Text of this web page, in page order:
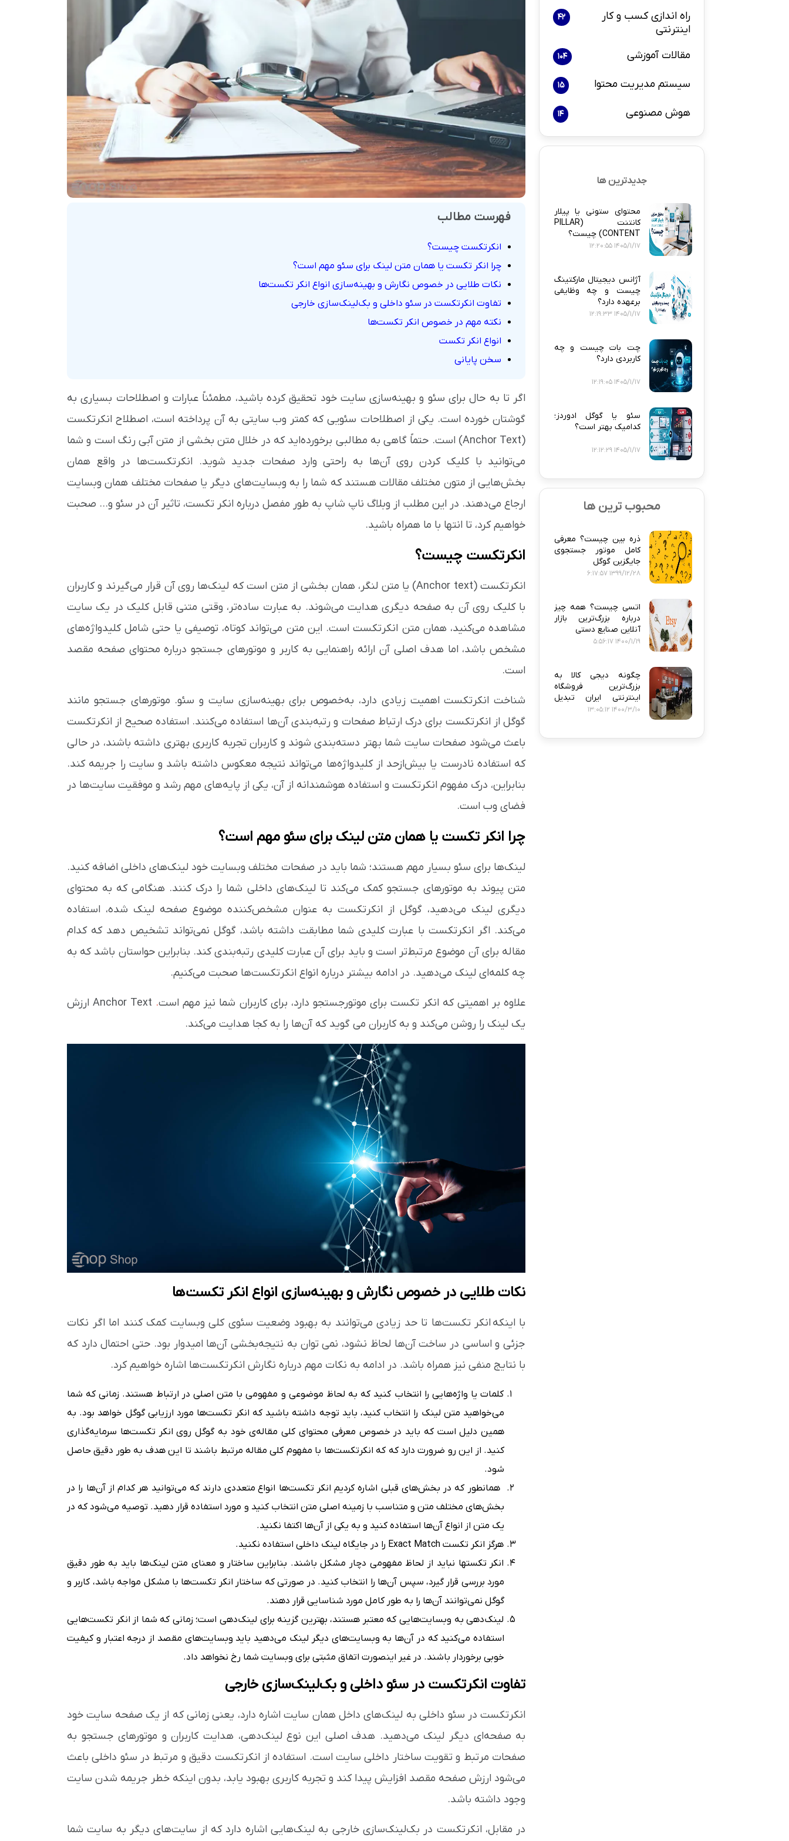
بازاریابی و فروش هوش مصنوعی درگاه های پرداخت اینترنتی پلاگین های ارسال پیامک
پلاگین های ارسال و تحویل
فهرست مطالب
انکرتکست چیست؟
چرا انکر تکست یا همان متن‌ لینک برای سئو مهم است؟
نکات طلایی در خصوص نگارش و بهینه‌سازی انواع انکر تکست‌ها
تفاوت انکرتکست در سئو داخلی و بک‌لینک‌سازی خارجی
نکته مهم در خصوص انکر تکست‌ها
انواع انکر تکست
سخن پایانی
اگر تا به حال برای سئو و بهینه‌سازی سایت خود تحقیق کرده باشید، مطمئناً عبارات و اصطلاحات بسیاری به
گوشتان خورده است. یکی از اصطلاحات سئویی که کمتر وب ‌سایتی به آن پرداخته است، اصطلاح انکرتکست
(Anchor Text) است. حتماً گاهی به مطالبی برخورده‌اید که در خلال متن بخشی از متن آبی رنگ است و شما
می‌توانید با کلیک کردن روی آن‌ها به راحتی وارد صفحات جدید شوید. انکرتکست‌ها در واقع همان
بخش‌هایی از متون مختلف مقالات هستند که شما را به وبسایت‌های دیگر یا صفحات مختلف همان وبسایت
ارجاع می‌دهند. در این مطلب از وبلاگ ناپ شاپ به طور مفصل درباره انکر تکست، تاثیر آن در سئو و... صحبت
خواهیم کرد، تا انتها با ما همراه باشید.
انکرتکست چیست؟
انکرتکست (Anchor text) یا متن لنگر، همان بخشی از متن است که لینک‌ها روی آن قرار می‌گیرند و کاربران
با کلیک روی آن به صفحه دیگری هدایت می‌شوند. به عبارت ساده‌تر، وقتی متنی قابل کلیک در یک سایت
مشاهده می‌کنید، همان متن انکرتکست است. این متن می‌تواند کوتاه، توصیفی یا حتی شامل کلیدواژه‌های
مشخص باشد، اما هدف اصلی آن ارائه راهنمایی به کاربر و موتورهای جستجو درباره محتوای صفحه مقصد
است.
شناخت انکرتکست اهمیت زیادی دارد، به‌خصوص برای بهینه‌سازی سایت و سئو. موتورهای جستجو مانند
گوگل از انکرتکست برای درک ارتباط صفحات و رتبه‌بندی آن‌ها استفاده می‌کنند. استفاده صحیح از انکرتکست
باعث می‌شود صفحات سایت شما بهتر دسته‌بندی شوند و کاربران تجربه کاربری بهتری داشته باشند، در حالی
که استفاده نادرست یا بیش‌ازحد از کلیدواژه‌ها می‌تواند نتیجه معکوس داشته باشد و سایت را جریمه کند.
بنابراین، درک مفهوم انکرتکست و استفاده هوشمندانه از آن، یکی از پایه‌های مهم رشد و موفقیت سایت‌ها در
فضای وب است.
چرا انکر تکست یا همان متن‌ لینک برای سئو مهم است؟
لینک‌ها برای سئو بسیار مهم هستند؛ شما باید در صفحات مختلف وبسایت خود لینک‌های داخلی اضافه کنید.
متن پیوند به موتورهای جستجو کمک می‌کند تا لینک‌های داخلی شما را درک کنند. هنگامی که به محتوای
دیگری لینک می‌دهید، گوگل از انکرتکست به عنوان مشخص‌کننده موضوع صفحه لینک شده، استفاده
می‌کند. اگر انکرتکست با عبارت کلیدی شما مطابقت داشته باشد، گوگل نمی‌تواند تشخیص دهد که کدام
مقاله برای آن موضوع مرتبط‌تر است و باید برای آن عبارت کلیدی رتبه‌بندی کند. بنابراین حواستان باشد که به
چه کلمه‌ای لینک می‌دهید. در ادامه بیشتر درباره انواع انکرتکست‌ها صحبت می‌کنیم.
علاوه بر اهمیتی که انکر تکست برای موتورجستجو دارد، برای کاربران شما نیز مهم است.
ارزش
یک لینک را روشن می‌کند و به کاربران می گوید که آن‌ها را به کجا هدایت می‌کند.
نکات طلایی در خصوص نگارش و بهینه‌سازی انواع انکر تکست‌ها
با اینکه انکر تکست‌ها تا حد زیادی می‌توانند به بهبود وضعیت سئوی کلی وبسایت کمک کنند اما اگر نکات
جزئی و اساسی در ساخت آن‌ها لحاظ نشود، نمی توان به نتیجه‌بخشی آن‌ها امیدوار بود. حتی احتمال دارد که
با نتایج منفی نیز همراه باشد. در ادامه به نکات مهم درباره نگارش انکرتکست‌ها اشاره خواهیم کرد.
کلمات یا واژه‌هایی را انتخاب کنید که به لحاظ موضوعی و مفهومی با متن اصلی در ارتباط هستند. زمانی که شما
می‌خواهید متن لینک را انتخاب کنید، باید توجه داشته باشید که انکر تکست‌ها مورد ارزیابی گوگل خواهد بود. به
همین دلیل است که باید در خصوص معرفی محتوای کلی مقاله‌‌‌ی خود به گوگل روی انکر تکست‌ها سرمایه‌گذاری
کنید. از این رو ضرورت دارد که که انکرتکست‌ها با مفهوم کلی مقاله مرتبط باشند تا این هدف به طور دقیق حاصل
شود.
همانطور که در بخش‌های قبلی اشاره کردیم انکر تکست‌ها انواع متعددی دارند که می‌توانید هر کدام از آن‌ها را در
بخش‌های مختلف متن و متناسب با زمینه اصلی متن انتخاب کنید و مورد استفاده قرار دهید. توصیه می‌شود که در
یک متن از انواع آن‌ها استفاده کنید و به یکی از آن‌ها اکتفا نکنید.
هرگز انکر تکست Exact Match را در جایگاه لینک داخلی استفاده نکنید.
انکر تکستها نباید از لحاظ مفهومی دچار مشکل باشند. بنابراین ساختار و معنای متن لینک‌ها باید به طور دقیق
مورد بررسی قرار گیرد، سپس آن‌ها را انتخاب کنید. در صورتی که ساختار انکر تکست‌ها با مشکل مواجه باشد، کاربر و
گوگل نمی‌توانند آن‌ها را به طور کامل مورد شناسایی قرار دهند.
لینک‌دهی به وبسایت‌هایی که معتبر هستند، بهترین گزینه برای لینک‌دهی است؛ زمانی که شما از انکر تکست‌هایی
استفاده می‌کنید که در آن‌ها به وبسایت‌های دیگر لینک می‌دهید باید وبسایت‌های مقصد از درجه اعتبار و کیفیت
خوبی برخوردار باشند. در غیر اینصورت اتفاق مثبتی برای وبسایت شما رخ نخواهد داد.
تفاوت انکرتکست در سئو داخلی و بک‌لینک‌سازی خارجی
انکرتکست در سئو داخلی به لینک‌های داخل همان سایت اشاره دارد، یعنی زمانی که از یک صفحه سایت خود
به صفحه‌ای دیگر لینک می‌دهید. هدف اصلی این نوع لینک‌دهی، هدایت کاربران و موتورهای جستجو به
صفحات مرتبط و تقویت ساختار داخلی سایت است. استفاده از انکرتکست دقیق و مرتبط در سئو داخلی باعث
می‌شود ارزش صفحه مقصد افزایش پیدا کند و تجربه کاربری بهبود یابد، بدون اینکه خطر جریمه شدن سایت
وجود داشته باشد.
در مقابل، انکرتکست در بک‌لینک‌سازی خارجی به لینک‌هایی اشاره دارد که از سایت‌های دیگر به سایت شما
راه اندازی کسب و کار
اینترنتی
42
مقالات آموزشی 104
سیستم مدیریت محتوا 15
هوش مصنوعی 14
جدیدترین ها
محتوای ستونی یا پیلار
کانتنت (PILLAR
CONTENT) چیست؟
1405/1/17 12:20:55
آژانس دیجیتال مارکتینگ
چیست و چه وظایفی
برعهده دارد؟
1405/1/17 12:19:33
چت بات چیست و چه
کاربردی دارد؟
1405/1/17 12:19:05
سئو یا گوگل ادوردز؛
کدامیک بهتر است؟
1405/1/17 12:12:29
محبوب ترین ها
ذره‌ بین چیست؟ معرفی
کامل موتور جستجوی
جایگزین گوگل
1399/12/28 6:17:57
اتسی چیست؟ همه‌ چیز
درباره بزرگ‌ترین بازار
آنلاین صنایع دستی
1400/1/19 5:56:17
چگونه دیجی‌ کالا به
بزرگ‌ترین فروشگاه
اینترنتی ایران تبدیل
شد؟
1400/3/10 13:05:12